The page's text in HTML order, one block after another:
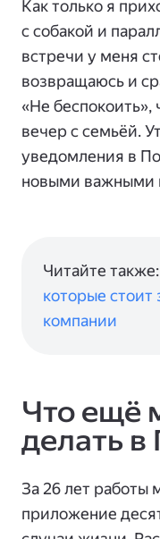
Как только я
с собакой и
встречи у меня
возвращаюсь и
«Не
вечер с семьёй.
уведомления в
новыми важными
Читайте также:
которые стоит
компании
Что ещё
делать в
За 26 лет работы
приложение